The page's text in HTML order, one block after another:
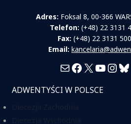
Adres: Foksal 8, 00-366
Telefon: (+48) 22 3131
Fax: (+48) 22 3131 500
Email:
MailFacebook
X
ADWENTYŚCI W POLSCE